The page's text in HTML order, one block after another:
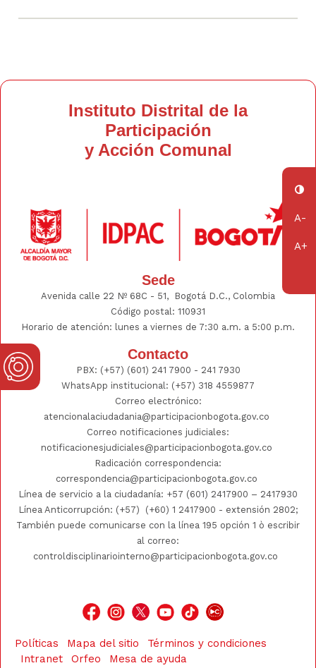
Instituto Distrital de la
Participación
y Acción Comunal
Sede
Avenida calle 22 Nº 68C - 51, Bogotá D.C., Colombia
Código postal: 110931
Horario de atención: lunes a viernes de 7:30 a.m. a 5:00 p.m.
Contacto
PBX: (+57) (601) 241 7900 - 241 7930
WhatsApp institucional: (+57) 318 4559877
Correo electrónico:
atencionalaciudadania@participacionbogota.gov.co
Correo notificaciones judiciales:
notificacionesjudiciales@participacionbogota.gov.co
Radicación correspondencia:
correspondencia@participacionbogota.gov.co
Línea de servicio a la ciudadanía: +57 (601) 2417900 – 2417930
Línea Anticorrupción: (+57)
(+60) 1 2417900 - extensión 2802;
También puede comunicarse con la línea 195 opción 1 ò escribir
al correo:
controldisciplinariointerno@participacionbogota.gov.co
Políticas Mapa del sitio
Términos y condiciones
Intranet
Orfeo Mesa de ayuda